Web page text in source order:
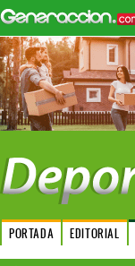
PORTADA EDITORIAL